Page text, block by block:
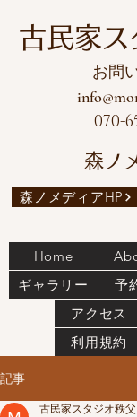
古民家ス
お問
070-
森ノ
森ノメディアHP
Home
ギャラリー
予
アクセス
利用規約
記事
古民家スタジオ秩父